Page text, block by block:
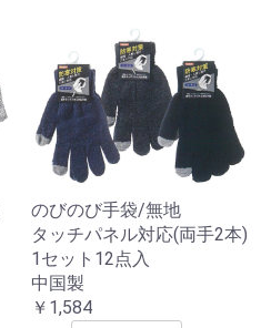
のびのび手袋/無地
タッチパネル対応(両手2本)
1セット12点入
中国製
￥1,584